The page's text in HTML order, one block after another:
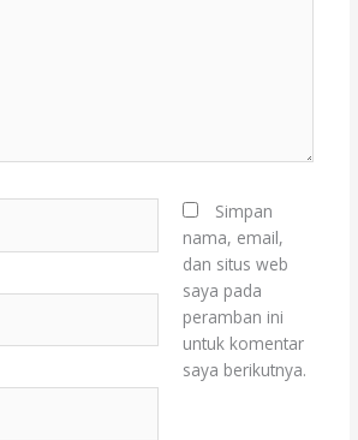
Simpan
nama, email,
dan situs web
saya pada
peramban ini
untuk komentar
saya berikutnya.